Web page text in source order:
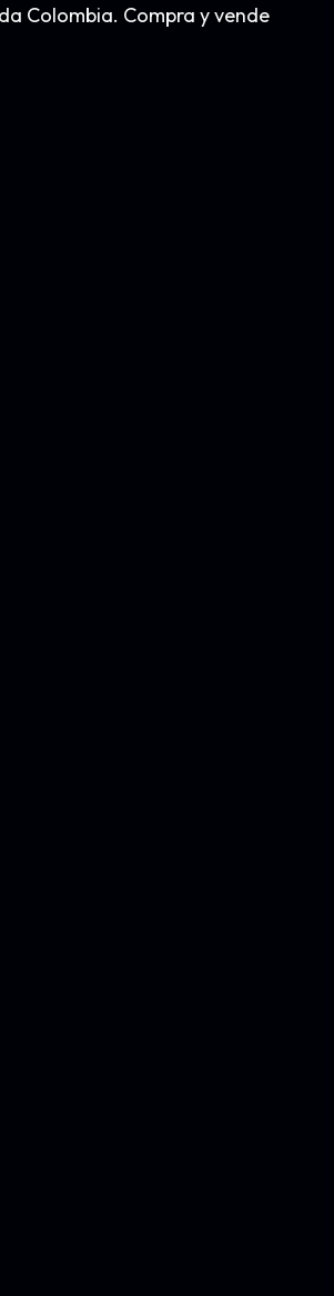
Colombia. Compra y vende